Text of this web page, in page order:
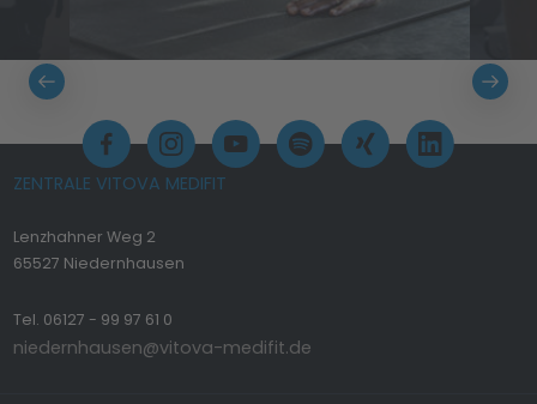
ZENTRALE VITOVA MEDIFIT
Lenzhahner Weg 2
65527 Niedernhausen
Tel. 06127 - 99 97 61 0
niedernhausen@vitova-medifit.de